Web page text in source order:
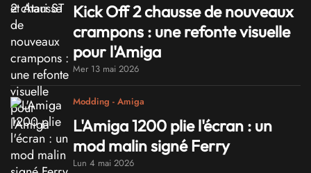
Kick Off 2 chausse de nouveaux
crampons : une refonte visuelle
pour l'Amiga
Mer 13 mai 2026
Modding - Amiga
L'Amiga 1200 plie l'écran : un
mod malin signé Ferry
Lun 4 mai 2026